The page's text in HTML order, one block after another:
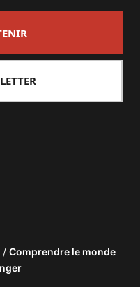
/ Comprendre le monde